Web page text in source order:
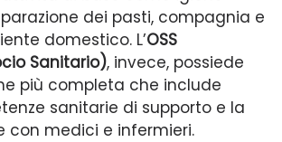
dei pasti, compagnia e
domestico. L’OSS
Sanitario), invece, possiede
più completa che include
sanitarie di supporto e la
con medici e infermieri.